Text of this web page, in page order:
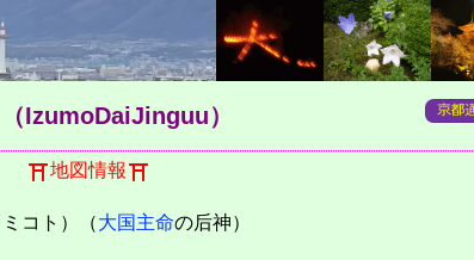
（IzumoDaiJinguu）
地図情報
コト）（大国主命の后神）